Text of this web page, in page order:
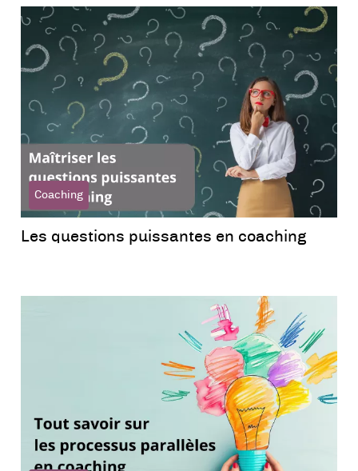
Coaching
Les questions puissantes en coaching